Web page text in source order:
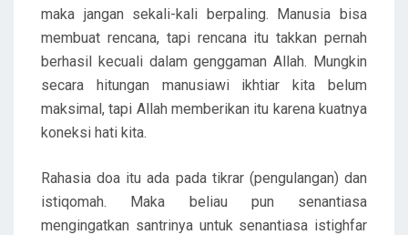
maka jangan sekali-kali berpaling. Manusia bisa
membuat rencana, tapi rencana itu takkan pernah
berhasil kecuali dalam genggaman Allah. Mungkin
secara hitungan manusiawi ikhtiar kita belum
maksimal, tapi Allah memberikan itu karena kuatnya
koneksi hati kita.
Rahasia doa itu ada pada tikrar (pengulangan) dan
istiqomah. Maka beliau pun senantiasa
mengingatkan santrinya untuk senantiasa istighfar